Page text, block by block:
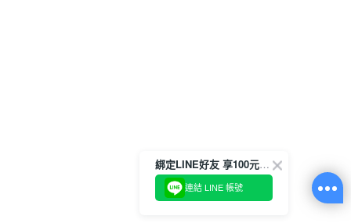
綁定LINE好友 享100元折價券
連結 LINE 帳號